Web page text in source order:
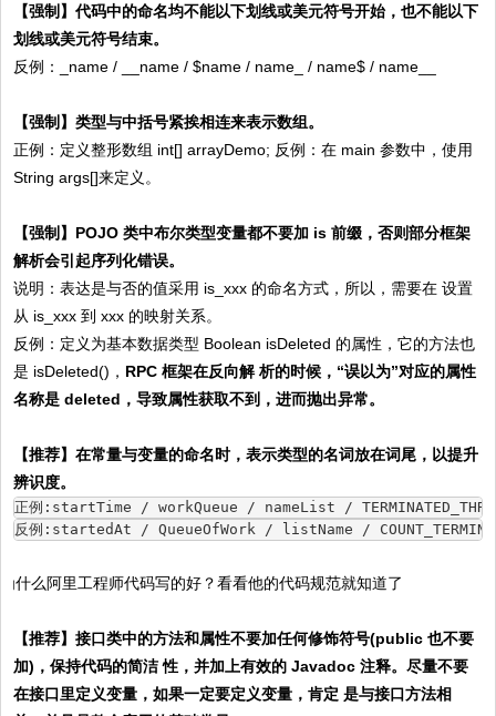
【强制】代码中的命名均不能以下划线或美元符号开始，也不能以下
划线或美元符号结束。
反例：_name / __name / $name / name_ / name$ / name__
【强制】类型与中括号紧挨相连来表示数组。
正例：定义整形数组 int[] arrayDemo; 反例：在 main 参数中，使用
String args[]来定义。
【强制】 POJO 类中布尔类型变量都不要加 is 前缀，否则部分框架
解析会引起序列化错误。
说明：表达是与否的值采用 is_xxx 的命名方式，所以，需要在 设置
从 is_xxx 到 xxx 的映射关系。
反例：定义为基本数据类型 Boolean isDeleted 的属性，它的方法也
是 isDeleted()， RPC 框架在反向解 析的时候，“误以为”对应的属性
名称是 deleted，导致属性获取不到，进而抛出异常。
【推荐】在常量与变量的命名时，表示类型的名词放在词尾，以提升
辨识度。
正例:startTime / workQueue / nameList /
反例:startedAt / QueueOfWork / listName /
【推荐】接口类中的方法和属性不要加任何修饰符号(public 也不要
加)，保持代码的简洁 性，并加上有效的 Javadoc 注释。尽量不要
在接口里定义变量，如果一定要定义变量，肯定 是与接口方法相